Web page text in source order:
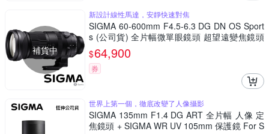
補貨中
新設計線性馬達，安靜快速對焦
SIGMA 60-600mm F4.5-6.3 DG DN OS Sport
s (公司貨) 全片幅微單眼鏡頭 超望遠變焦鏡頭
運動 飛羽攝影 拍鳥
$64,900
券
世界上第一個，徹底改變了人像攝影
SIGMA 135mm F1.4 DG ART 全片幅 人像 定
焦鏡頭 + SIGMA WR UV 105mm 保護鏡 For S